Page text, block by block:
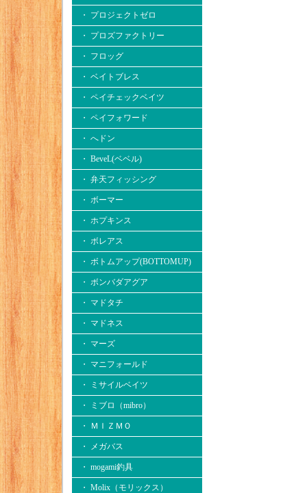
・ プロジェクトゼロ
・ プロズファクトリー
・ フロッグ
・ ベイトブレス
・ ペイチェックベイツ
・ ペイフォワード
・ へドン
・ BeveL(ベベル)
・ 弁天フィッシング
・ ボーマー
・ ホプキンス
・ ボレアス
・ ボトムアップ(BOTTOMUP)
・ ボンバダアグア
・ マドタチ
・ マドネス
・ マーズ
・ マニフォールド
・ ミサイルベイツ
・ ミブロ（mibro）
・ ＭＩＺＭＯ
・ メガバス
・ mogami釣具
・ Molix（モリックス）